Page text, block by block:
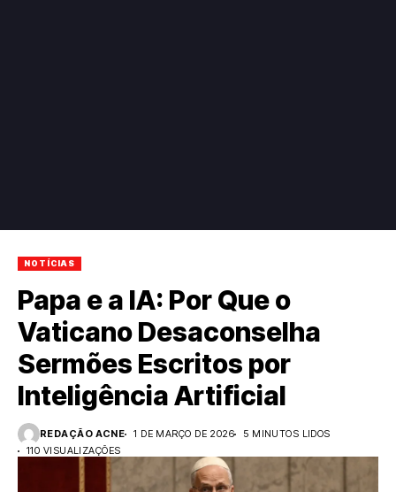
NOTÍCIAS
Papa e a IA: Por Que o
Vaticano Desaconselha
Sermões Escritos por
Inteligência Artificial
REDAÇÃO ACNE 1 DE MARÇO DE 2026
5 MINUTOS LIDOS
110 VISUALIZAÇÕES